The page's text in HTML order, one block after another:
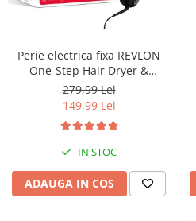
Diverse
Electrocasnice & climatizare
Ventilatoare
Purificatoare
Incalzitoare corporale
Electrocasnice mici
Perie electrica fixa REVLON
One-Step Hair Dryer &
Volumizer, RVDR5222E2,
pentru par mediu si lung
279,99 Lei
149,99 Lei
IN STOC
ADAUGA IN COS